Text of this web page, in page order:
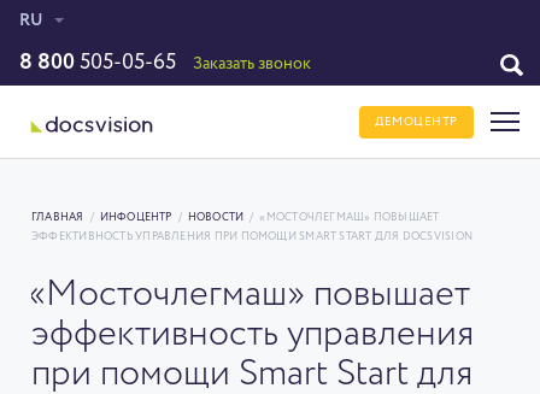
RU
8 800 505-05-65 Заказать звонок
ДЕМОЦЕНТР
ГЛАВНАЯ / ИНФОЦЕНТР / НОВОСТИ /
«МОСТОЧЛЕГМАШ» ПОВЫШАЕТ
ЭФФЕКТИВНОСТЬ УПРАВЛЕНИЯ ПРИ ПОМОЩИ SMART START ДЛЯ DOCSVISION
«Мосточлегмаш» повышает
эффективность управления
при помощи Smart Start для